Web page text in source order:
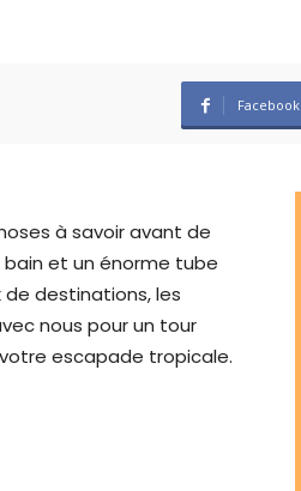
Facebook
à savoir avant de
bain et un énorme tube
destinations, les
nous pour un tour
escapade tropicale.